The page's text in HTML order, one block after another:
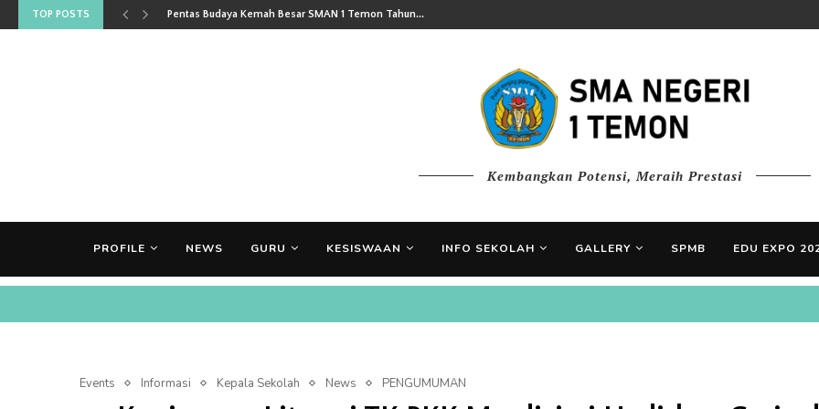
TOP POSTS Pentas Budaya Kemah Besar SMAN 1 Temon Tahun...
Kembangkan Potensi, Meraih Prestasi
PROFILE NEWS GURU KESISWAAN INFO SEKOLAH GALLERY SPMB EDU EXPO
Events Informasi Kepala Sekolah News PENGUMUMAN